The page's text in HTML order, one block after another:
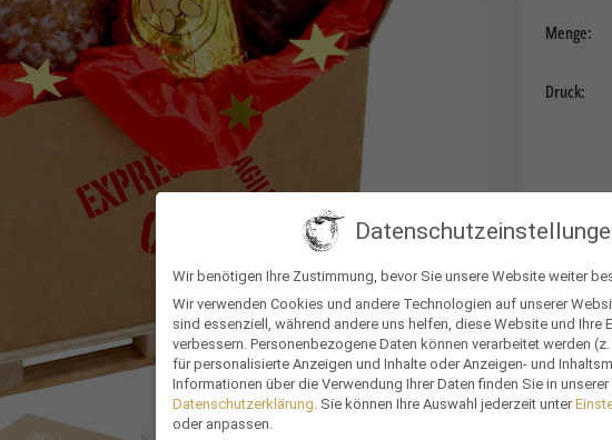
Menge:
Druck:
Daten
Wir benötigen Ihre Zustimmung, bevor Sie unsere Website weiter
Wir verwenden Cookies und andere Technologien auf unserer
sind essenziell, während andere uns helfen, diese Website und Ihre
verbessern. Personenbezogene Daten können verarbeitet werden (z.
für personalisierte Anzeigen und Inhalte oder Anzeigen- und
Informationen über die Verwendung Ihrer Daten finden Sie in unserer
Datenschutzerklärung. Sie können Ihre Auswahl jederzeit unter
oder anpassen.